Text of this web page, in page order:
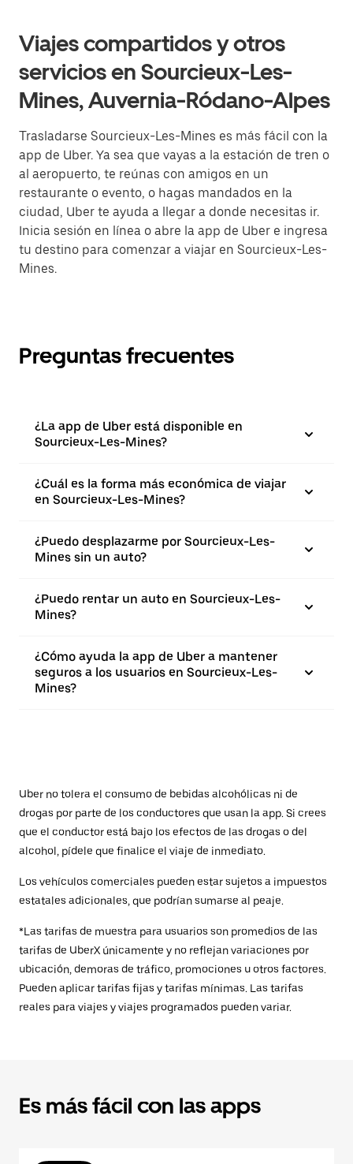
Viajes compartidos y otros
servicios en Sourcieux-Les-
Mines, Auvernia-Ródano-Alpes
Trasladarse Sourcieux-Les-Mines es más fácil con la
app de Uber. Ya sea que vayas a la estación de tren o
al aeropuerto, te reúnas con amigos en un
restaurante o evento, o hagas mandados en la
ciudad, Uber te ayuda a llegar a donde necesitas ir.
Inicia sesión en línea o abre la app de Uber e ingresa
tu destino para comenzar a viajar en Sourcieux-Les-
Mines.
Preguntas frecuentes
¿La app de Uber está disponible en
Sourcieux-Les-Mines?
¿Cuál es la forma más económica de viajar
en Sourcieux-Les-Mines?
¿Puedo desplazarme por Sourcieux-Les-
Mines sin un auto?
¿Puedo rentar un auto en Sourcieux-Les-
Mines?
¿Cómo ayuda la app de Uber a mantener
seguros a los usuarios en Sourcieux-Les-
Mines?
Uber no tolera el consumo de bebidas alcohólicas ni de
drogas por parte de los conductores que usan la app. Si crees
que el conductor está bajo los efectos de las drogas o del
alcohol, pídele que finalice el viaje de inmediato.
Los vehículos comerciales pueden estar sujetos a impuestos
estatales adicionales, que podrían sumarse al peaje.
*Las tarifas de muestra para usuarios son promedios de las
tarifas de UberX únicamente y no reflejan variaciones por
ubicación, demoras de tráfico, promociones u otros factores.
Pueden aplicar tarifas fijas y tarifas mínimas. Las tarifas
reales para viajes y viajes programados pueden variar.
Es más fácil con las apps